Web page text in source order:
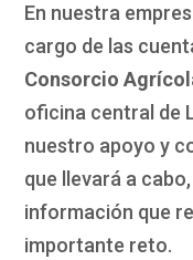
En nuestra
cargo de las
Consorcio
oficina central de
nuestro apoyo y
que llevará a
información que
importante reto.